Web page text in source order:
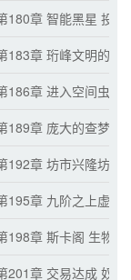
万人类变丧尸
180章 智能黑星 投影
目的 晶核空间
183章 珩峰文明的后
空间虫洞
186章 进入空间虫洞
抵达斯卡族交易点
189章 庞大的查梦星
一个亿罚款
192章 坊市兴隆坊 临
关于珩峰文明的记载
195章 九阶之上虚君
的信心
198章 斯卡阁 生物机
隶
201章 交易达成 奴隶